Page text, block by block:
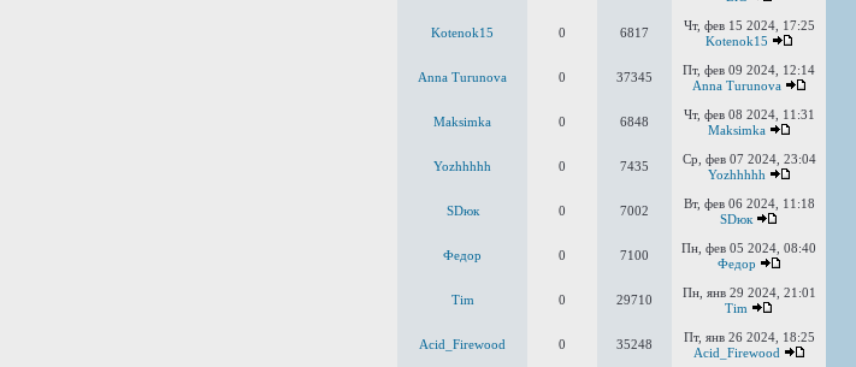
Kotenok15 0 6817
Чт, фев 15 2024, 17:25
Kotenok15
Anna Turunova 0 37345
Пт, фев 09 2024, 12:14
Anna Turunova
Maksimka 0 6848
Чт, фев 08 2024, 11:31
Maksimka
Yozhhhhh 0 7435
Ср, фев 07 2024, 23:04
Yozhhhhh
SDюк 0 7002
Вт, фев 06 2024, 11:18
SDюк
Федор 0 7100
Пн, фев 05 2024, 08:40
Федор
Tim 0 29710
Пн, янв 29 2024, 21:01
Tim
Acid_Firewood 0 35248
Пт, янв 26 2024, 18:25
Acid_Firewood